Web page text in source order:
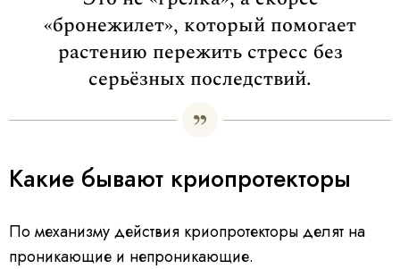
«бронежилет», который помогает
растению пережить стресс без
серьёзных последствий.
Какие бывают криопротекторы
По механизму действия криопротекторы делят на
проникающие и непроникающие.